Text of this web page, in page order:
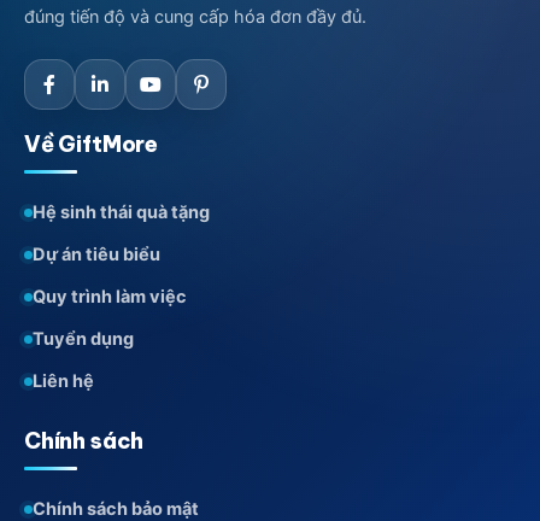
đúng tiến độ và cung cấp hóa đơn đầy đủ.
Về GiftMore
Hệ sinh thái quà tặng
Dự án tiêu biểu
Quy trình làm việc
Tuyển dụng
Liên hệ
Chính sách
Chính sách bảo mật